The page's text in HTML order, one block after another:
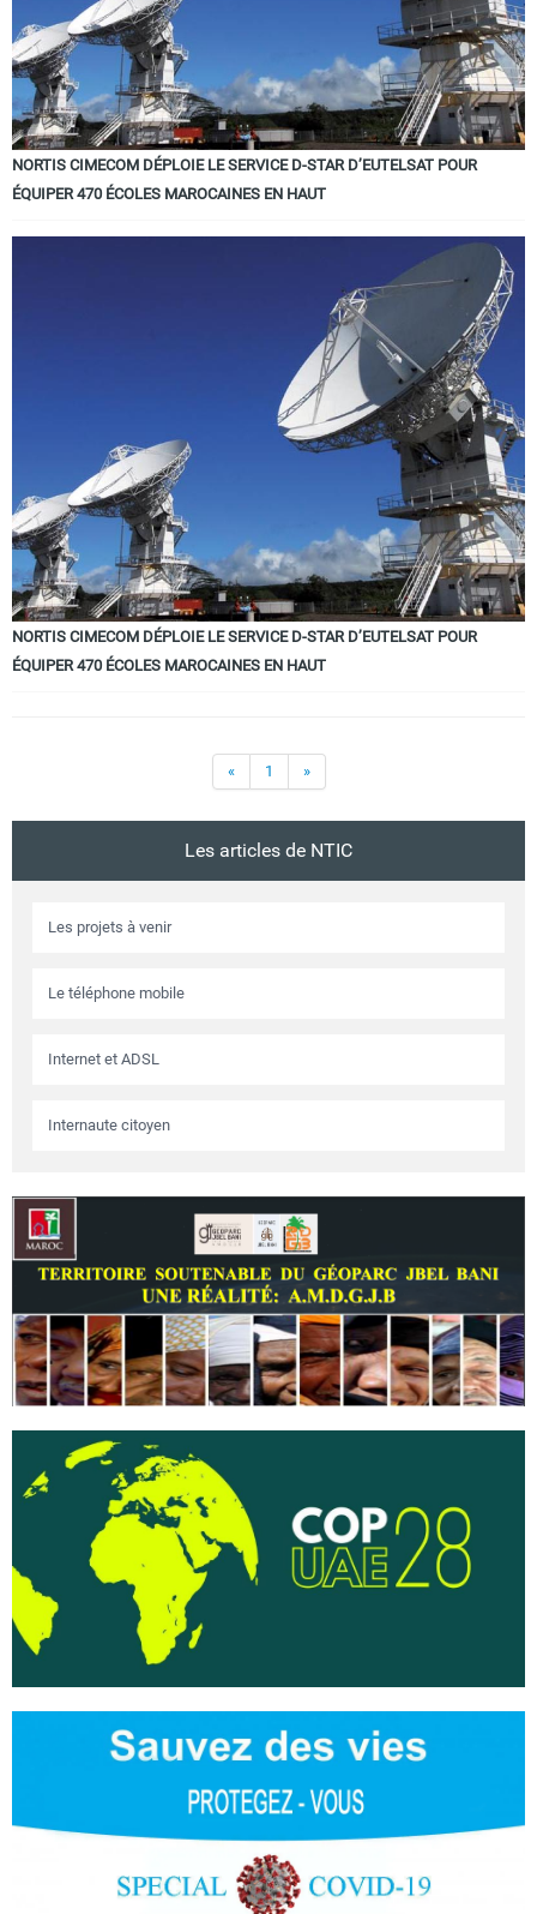
NORTIS CIMECOM DÉPLOIE LE SERVICE D-STAR D’EUTELSAT POUR
ÉQUIPER 470 ÉCOLES MAROCAINES EN HAUT
NORTIS CIMECOM DÉPLOIE LE SERVICE D-STAR D’EUTELSAT POUR
ÉQUIPER 470 ÉCOLES MAROCAINES EN HAUT
« 1 »
Les articles de NTIC
Les projets à venir
Le téléphone mobile
Internet et ADSL
Internaute citoyen